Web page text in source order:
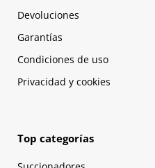
Devoluciones
Garantías
Condiciones de uso
Privacidad y cookies
Top categorías